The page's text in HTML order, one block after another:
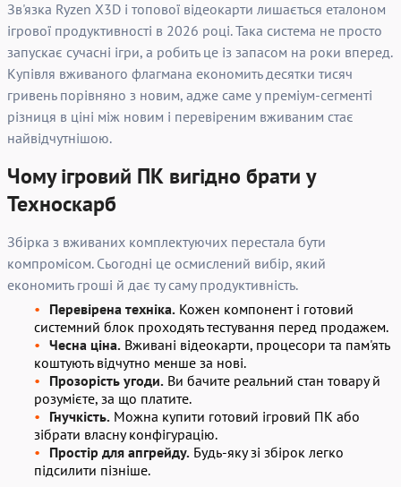
Зв'язка Ryzen X3D і топової відеокарти лишається еталоном
ігрової продуктивності в 2026 році. Така система не просто
запускає сучасні ігри, а робить це із запасом на роки вперед.
Купівля вживаного флагмана економить десятки тисяч
гривень порівняно з новим, адже саме у преміум-сегменті
різниця в ціні між новим і перевіреним вживаним стає
найвідчутнішою.
Чому ігровий ПК вигідно брати у
Техноскарб
Збірка з вживаних комплектуючих перестала бути
компромісом. Сьогодні це осмислений вибір, який
економить гроші й дає ту саму продуктивність.
Перевірена техніка. Кожен компонент і готовий
системний блок проходять тестування перед продажем.
Чесна ціна. Вживані відеокарти, процесори та пам'ять
коштують відчутно менше за нові.
Прозорість угоди. Ви бачите реальний стан товару й
розумієте, за що платите.
Гнучкість. Можна купити готовий ігровий ПК або
зібрати власну конфігурацію.
Простір для апгрейду. Будь-яку зі збірок легко
підсилити пізніше.